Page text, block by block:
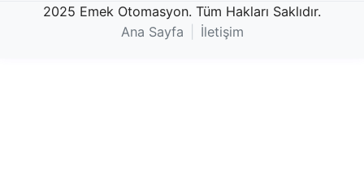
2025 Emek Otomasyon. Tüm Hakları Saklıdır.
Ana Sayfa
İletişim